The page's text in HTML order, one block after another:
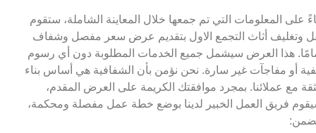
على المعلومات التي تم جمعها خلال المعاينة الشاملة، ستقوم
وتغليف أثاث التجمع الاول بتقديم عرض سعر مفصل وشفاف
هذا العرض سيشمل جميع الخدمات المطلوبة دون أي رسوم
أو مفاجآت غير سارة. نحن نؤمن بأن الشفافية هي أساس بناء
مع عملائنا. بمجرد موافقتك الكريمة على العرض المقدم،
فريق العمل الخبير لدينا بوضع خطة عمل مفصلة ومحكمة،